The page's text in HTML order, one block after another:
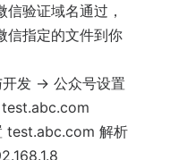
验证域名通过，
信指定的文件到你
发 -> 公众号设置
test.abc.com
test.abc.com 解析